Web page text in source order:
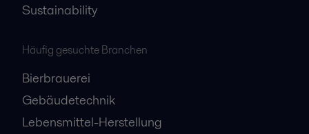
Sustainability
Häufig gesuchte Branchen
Bierbrauerei
Gebäudetechnik
Lebensmittel-Herstellung